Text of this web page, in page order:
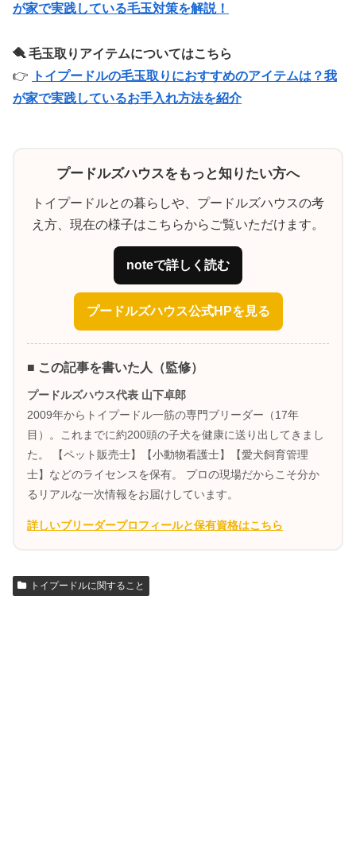
が家で実践している毛玉対策を解説！
🪮 毛玉取りアイテムについてはこちら
👉
トイプードルの毛玉取りにおすすめのアイテムは？我
が家で実践しているお手入れ方法を紹介
プードルズハウスをもっと知りたい方へ
トイプードルとの暮らしや、プードルズハウスの考
え方、現在の様子はこちらからご覧いただけます。
noteで詳しく読む
プードルズハウス公式HPを見る
■ この記事を書いた人（監修）
プードルズハウス代表 山下卓郎
2009年からトイプードル一筋の専門ブリーダー（17年
目）。これまでに約200頭の子犬を健康に送り出してきまし
た。 【ペット販売士】【小動物看護士】【愛犬飼育管理
士】などのライセンスを保有。 プロの現場だからこそ分か
るリアルな一次情報をお届けしています。
詳しいブリーダープロフィールと保有資格はこちら
トイプードルに関すること